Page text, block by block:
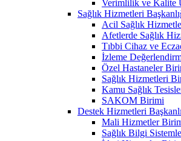
Verimlilik ve Kalite
Sağlık Hizmetleri
Acil Sağlık
Afetlerde Sağlık
Tıbbi Cihaz ve
İzleme
Özel Hastaneler
Sağlık Hizmetleri
Kamu Sağlık
SAKOM Birimi
Destek Hizmetleri
Mali Hizmetler
Sağlık Bilgi